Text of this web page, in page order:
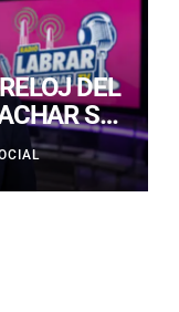
DEL
SU
ANTES